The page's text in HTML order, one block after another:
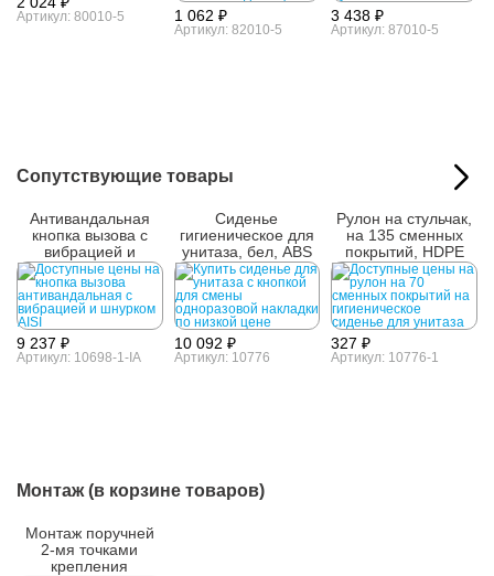
Артикул: 80010-5 1 062 ₽
Артикул: 82010-5
3 438 ₽
Артикул: 87010-5
Сопутствующие товары
Антивандальная
кнопка вызова с
вибрацией и
шнурком AISI 304
9 237 ₽
Артикул: 10698-1-IA
Сиденье
гигиеническое для
унитаза, бел, ABS
10 092 ₽
Артикул: 10776
Рулон на стульчак,
на 135 сменных
покрытий, HDPE
327 ₽
Артикул: 10776-1
Монтаж (в корзине товаров)
Монтаж поручней
2-мя точками
крепления